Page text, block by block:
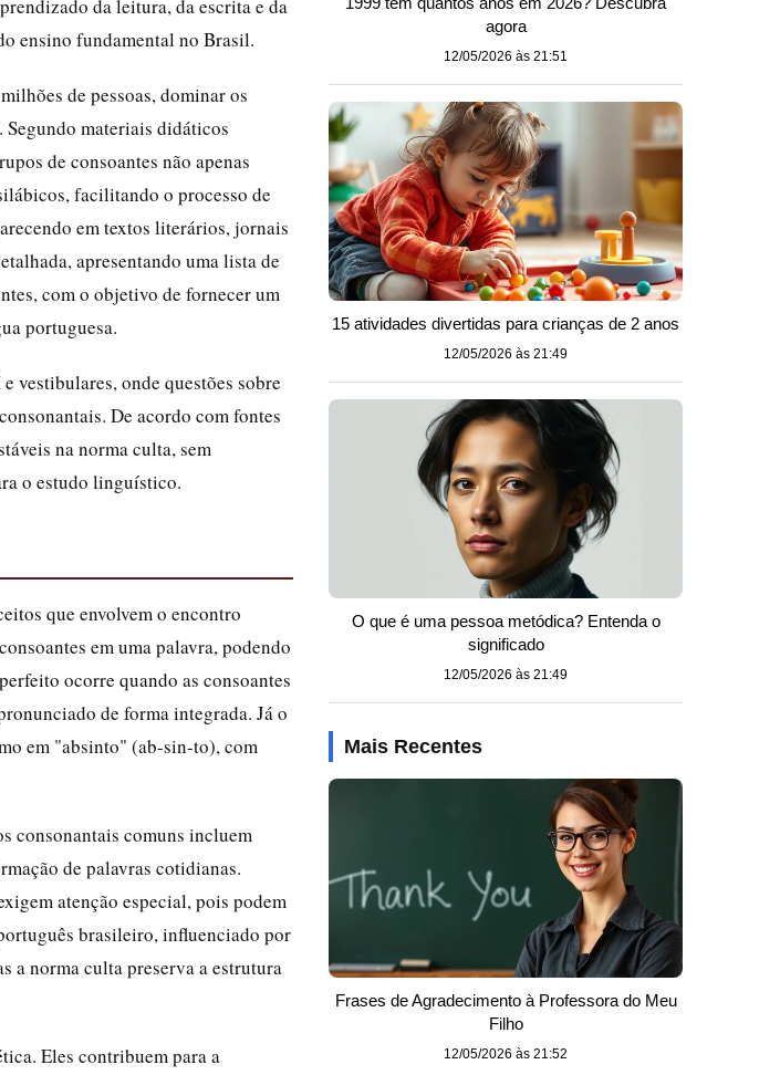
da leitura, da escrita e da
ensino fundamental no Brasil.
de pessoas, dominar os
materiais didáticos
de consoantes não apenas
facilitando o processo de
em textos literários, jornais
apresentando uma lista de
com o objetivo de fornecer um
portuguesa.
vestibulares, onde questões sobre
De acordo com fontes
na norma culta, sem
o estudo linguístico.
que envolvem o encontro
em uma palavra, podendo
ocorre quando as consoantes
de forma integrada. Já o
em "absinto" (ab-sin-to), com
consonantais comuns incluem
de palavras cotidianas.
atenção especial, pois podem
brasileiro, influenciado por
a norma culta preserva a estrutura
Eles contribuem para a
agora
12/05/2026 às 21:51
15 atividades divertidas para crianças de 2 anos
12/05/2026 às 21:49
O que é uma pessoa metódica? Entenda o
significado
12/05/2026 às 21:49
Mais Recentes
Frases de Agradecimento à Professora do Meu
Filho
12/05/2026 às 21:52